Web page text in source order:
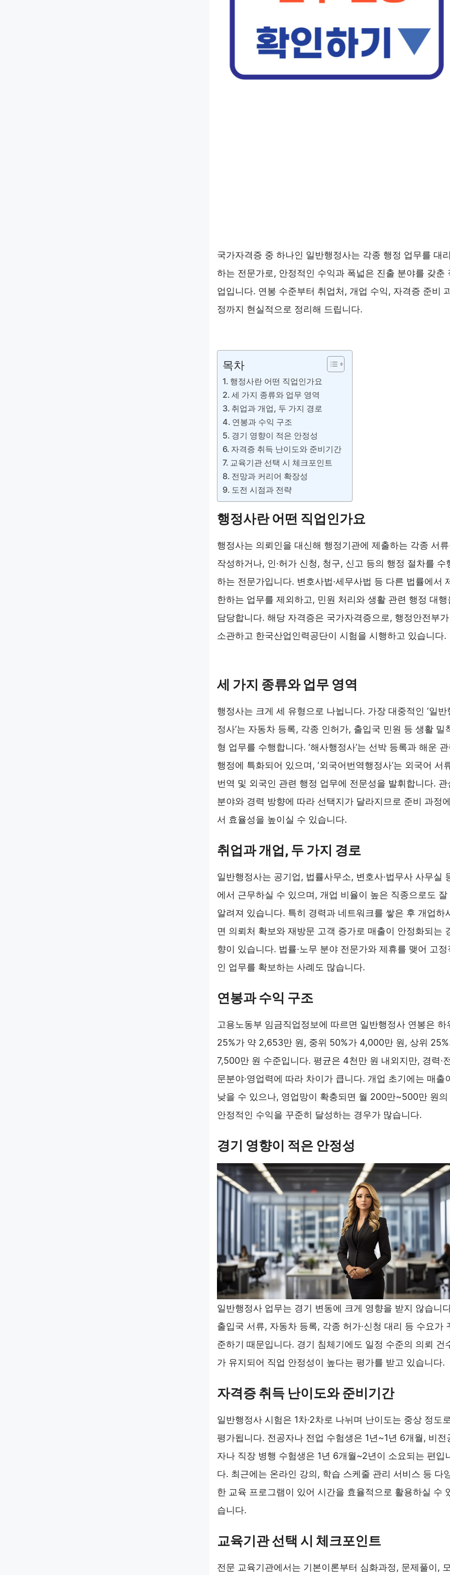
국가자격증 중 하나인 일반행정사는 각종 행정 업무를 대리
하는 전문가로, 안정적인 수익과 폭넓은 진출 분야를 갖춘
업입니다. 연봉 수준부터 취업처, 개업 수익, 자격증 준비
정까지 현실적으로 정리해 드립니다.
목차
행정사란 어떤 직업인가요
세 가지 종류와 업무 영역
취업과 개업, 두 가지 경로
연봉과 수익 구조
경기 영향이 적은 안정성
자격증 취득 난이도와 준비기간
교육기관 선택 시 체크포인트
전망과 커리어 확장성
도전 시점과 전략
행정사란 어떤 직업인가요
행정사는 의뢰인을 대신해 행정기관에 제출하는 각종 서
작성하거나, 인·허가 신청, 청구, 신고 등의 행정 절차를 수
하는 전문가입니다. 변호사법·세무사법 등 다른 법률에서
한하는 업무를 제외하고, 민원 처리와 생활 관련 행정 대행
담당합니다. 해당 자격증은 국가자격증으로, 행정안전부가
소관하고 한국산업인력공단이 시험을 시행하고 있습니다.
세 가지 종류와 업무 영역
행정사는 크게 세 유형으로 나뉩니다. 가장 대중적인 ‘일반
정사’는 자동차 등록, 각종 인허가, 출입국 민원 등 생활 밀
형 업무를 수행합니다. ‘해사행정사’는 선박 등록과 해운 관
행정에 특화되어 있으며, ‘외국어번역행정사’는 외국어 서
번역 및 외국인 관련 행정 업무에 전문성을 발휘합니다. 관
분야와 경력 방향에 따라 선택지가 달라지므로 준비 과정에
서 효율성을 높이실 수 있습니다.
취업과 개업, 두 가지 경로
일반행정사는 공기업, 법률사무소, 변호사·법무사 사무실
에서 근무하실 수 있으며, 개업 비율이 높은 직종으로도 잘
알려져 있습니다. 특히 경력과 네트워크를 쌓은 후 개업하
면 의뢰처 확보와 재방문 고객 증가로 매출이 안정화되는
향이 있습니다. 법률·노무 분야 전문가와 제휴를 맺어 고정
인 업무를 확보하는 사례도 많습니다.
연봉과 수익 구조
고용노동부 임금직업정보에 따르면 일반행정사 연봉은 하
25%가 약 2,653만 원, 중위 50%가 4,000만 원, 상위
7,500만 원 수준입니다. 평균은 4천만 원 내외지만, 경력·전
문분야·영업력에 따라 차이가 큽니다. 개업 초기에는 매출
낮을 수 있으나, 영업망이 확충되면 월 200만~500만 원의
안정적인 수익을 꾸준히 달성하는 경우가 많습니다.
경기 영향이 적은 안정성
일반행정사 업무는 경기 변동에 크게 영향을 받지 않습니
출입국 서류, 자동차 등록, 각종 허가·신청 대리 등 수요가
준하기 때문입니다. 경기 침체기에도 일정 수준의 의뢰 건
가 유지되어 직업 안정성이 높다는 평가를 받고 있습니다.
자격증 취득 난이도와 준비기간
일반행정사 시험은 1차·2차로 나뉘며 난이도는 중상 정도로
평가됩니다. 전공자나 전업 수험생은 1년~1년 6개월, 비전
자나 직장 병행 수험생은 1년 6개월~2년이 소요되는 편입
다. 최근에는 온라인 강의, 학습 스케줄 관리 서비스 등 다
한 교육 프로그램이 있어 시간을 효율적으로 활용하실 수
습니다.
교육기관 선택 시 체크포인트
전문 교육기관에서는 기본이론부터 심화과정, 문제풀이, 모